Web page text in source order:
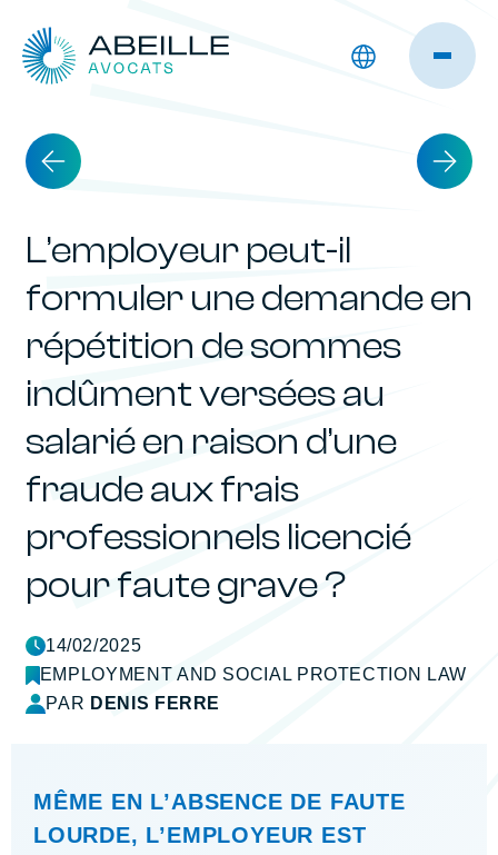
L’employeur peut-il
formuler une demande en
répétition de sommes
indûment versées au
salarié en raison d’une
fraude aux frais
professionnels licencié
pour faute grave ?
14/02/2025
EMPLOYMENT AND SOCIAL PROTECTION LAW
PAR DENIS FERRE
MÊME EN L’ABSENCE DE FAUTE
LOURDE, L’EMPLOYEUR EST